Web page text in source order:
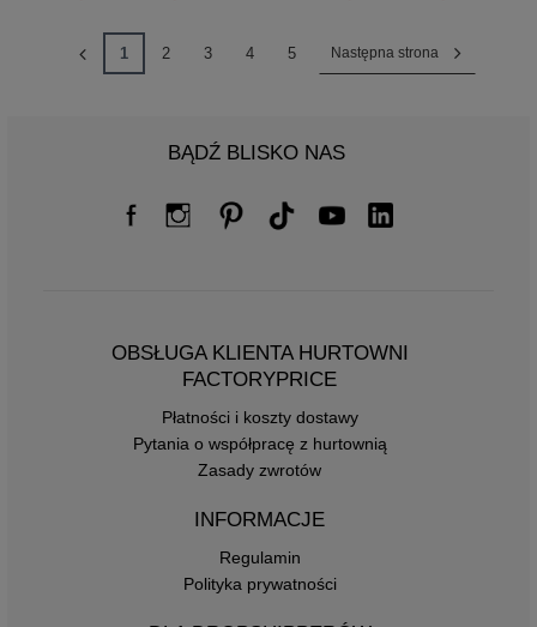
1 2 3 4 5 Następna strona
BĄDŹ BLISKO NAS
OBSŁUGA KLIENTA HURTOWNI
FACTORYPRICE
Płatności i koszty dostawy
Pytania o współpracę z hurtownią
Zasady zwrotów
INFORMACJE
Regulamin
Polityka prywatności